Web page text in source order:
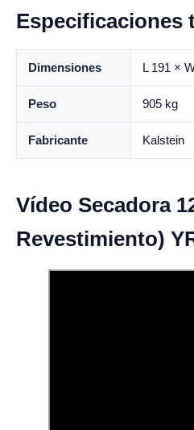
Especificaciones
Dimensiones L 191 ×
Peso 905 kg
Fabricante Kalstein
Vídeo Secadora
Revestimiento)